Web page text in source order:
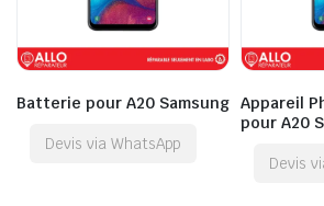
Batterie pour A20 Samsung
Devis via WhatsApp
Appareil
pour A20
Devis